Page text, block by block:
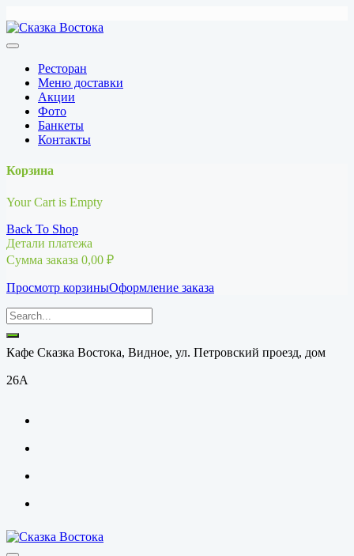
Перейти
к
Ресторан
Меню доставки
Акции
Фото
Банкеты
Контакты
Корзина
Your Cart is Empty
Back To Shop
Детали платежа
Сумма заказа 0,00 ₽
Просмотр корзиныОформление заказа
Кафе Сказка Востока, Видное, ул. Петровский проезд, дом
26А